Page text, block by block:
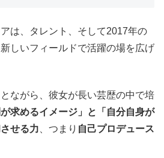
は、タレント、そして2017年の
しいフィールドで活躍の場を広げ
ながら、彼女が長い芸歴の中で培
が求めるイメージ」と「自分自身が
せる力 、つまり 自己プロデュース